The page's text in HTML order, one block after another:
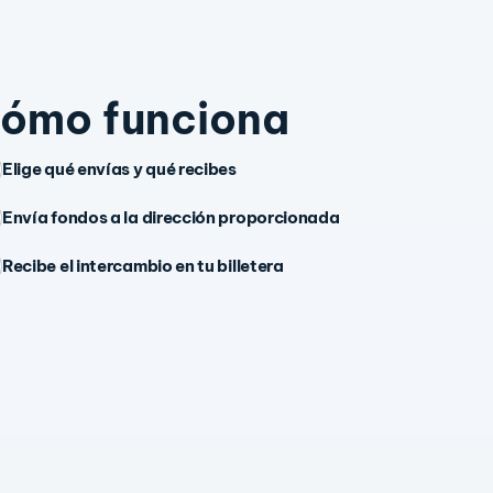
funciona
Elige qué envías y qué recibes
Envía fondos a la dirección proporcionada
Recibe el intercambio en tu billetera